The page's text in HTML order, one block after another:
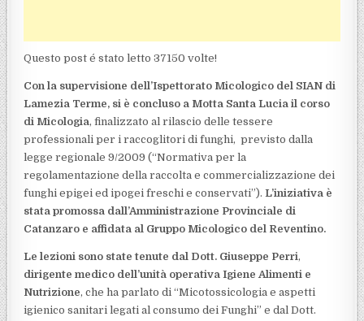
Questo post é stato letto 37150 volte!
Con la supervisione dell’Ispettorato Micologico del SIAN di
Lamezia Terme, si è concluso a Motta Santa Lucia il corso
di Micologia, finalizzato al rilascio delle tessere
professionali per i raccoglitori di funghi, previsto dalla
legge regionale 9/2009 (“Normativa per la
regolamentazione della raccolta e commercializzazione dei
funghi epigei ed ipogei freschi e conservati”).L’iniziativa è
stata promossa dall’Amministrazione Provinciale di
Catanzaro e affidata al Gruppo Micologico del Reventino.
Le lezioni sono state tenute dal Dott. Giuseppe Perri,
dirigente medico dell’unità operativa Igiene Alimenti e
Nutrizione, che ha parlato di “Micotossicologia e aspetti
igienico sanitari legati al consumo dei Funghi” e dal Dott.